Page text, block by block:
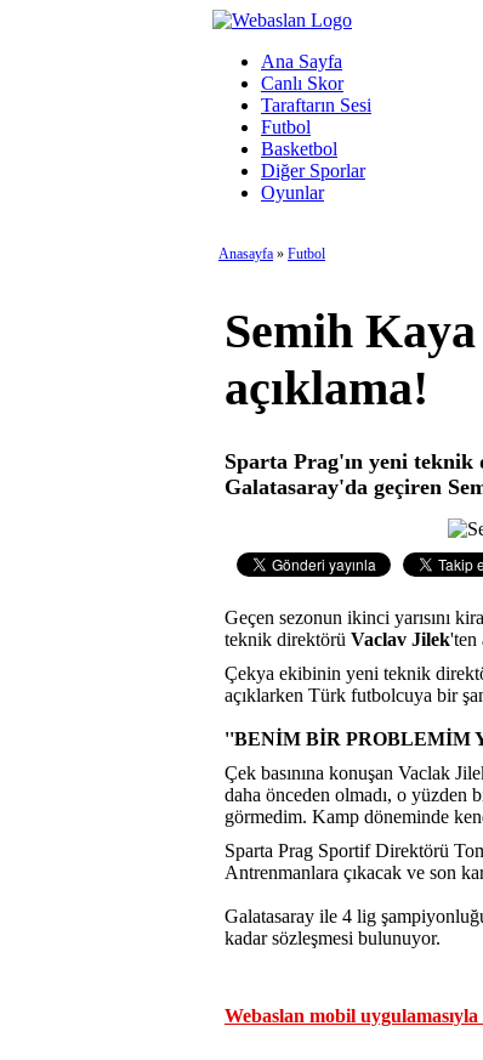
Ana Sayfa
Canlı Skor
Taraftarın Sesi
Futbol
Basketbol
Diğer Sporlar
Oyunlar
Anasayfa » Futbol
Semih
açıklama!
Sparta Prag'ın yeni
Galatasaray'da geçiren
Geçen sezonun ikinci yarısını
teknik direktörü Vaclav Jilek'ten
Çekya ekibinin yeni teknik
açıklarken Türk futbolcuya bir
''BENİM BİR PROBLEMİM
Çek basınına konuşan Vaclak
daha önceden olmadı, o
görmedim. Kamp döneminde
Sparta Prag Sportif Direktörü
Antrenmanlara çıkacak ve son
Galatasaray ile 4 lig
kadar sözleşmesi bulunuyor.
Webaslan mobil